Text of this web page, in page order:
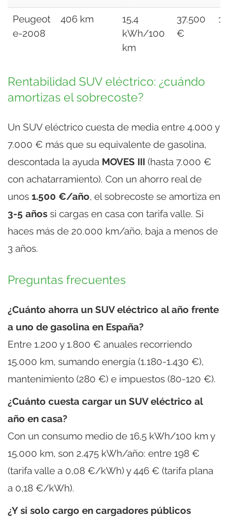
Peugeot
e-2008
406 km
15,4
kWh/100
km
37.500
€
Rentabilidad SUV eléctrico: ¿cuándo
amortizas el sobrecoste?
Un SUV eléctrico cuesta de media entre 4.000 y
7.000 € más que su equivalente de gasolina,
descontada la ayuda MOVES III (hasta 7.000 €
con achatarramiento). Con un ahorro real de
unos 1.500 €/año, el sobrecoste se amortiza en
3-5 años si cargas en casa con tarifa valle. Si
haces más de 20.000 km/año, baja a menos de
3 años.
Preguntas frecuentes
¿Cuánto ahorra un SUV eléctrico al año frente
a uno de gasolina en España?
Entre 1.200 y 1.800 € anuales recorriendo
15.000 km, sumando energía (1.180-1.430 €),
mantenimiento (280 €) e impuestos (80-120 €).
¿Cuánto cuesta cargar un SUV eléctrico al
año en casa?
Con un consumo medio de 16,5 kWh/100 km y
15.000 km, son 2.475 kWh/año: entre 198 €
(tarifa valle a 0,08 €/kWh) y 446 € (tarifa plana
a 0,18 €/kWh).
¿Y si solo cargo en cargadores públicos